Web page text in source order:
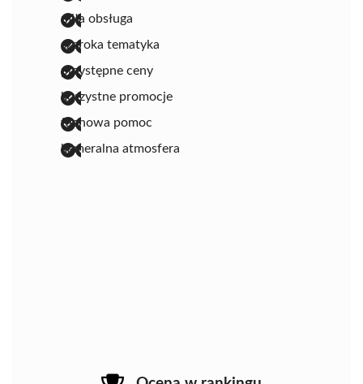
miła obsługa
szeroka tematyka
przystępne ceny
korzystne promocje
fachowa pomoc
kameralna atmosfera